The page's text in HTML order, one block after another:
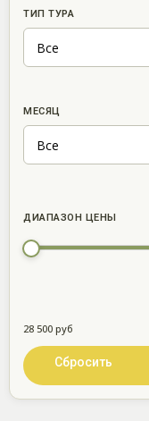
ТИП ТУРА
МЕСЯЦ
ДИАПАЗОН ЦЕНЫ
28 500 руб
Сбросить